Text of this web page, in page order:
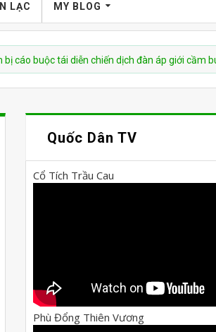
LẠC MY BLOG
tái diễn chiến dịch đàn áp giới cầm bút sau vụ
Quốc Dân TV
Cổ Tích Trầu Cau
Phù Đổng Thiên Vương